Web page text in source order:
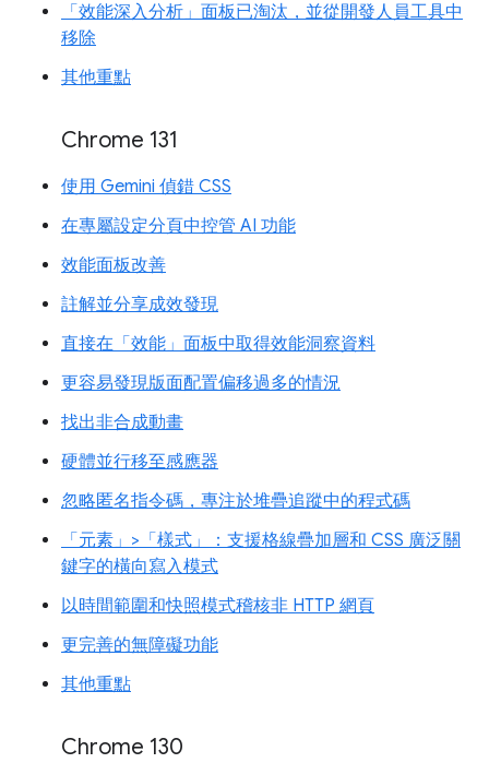
「效能深入分析」面板已淘汰，並從開發人員工具中
移除
其他重點
Chrome 131
使用 Gemini 偵錯 CSS
在專屬設定分頁中控管 AI 功能
效能面板改善
註解並分享成效發現
直接在「效能」面板中取得效能洞察資料
更容易發現版面配置偏移過多的情況
找出非合成動畫
硬體並行移至感應器
忽略匿名指令碼，專注於堆疊追蹤中的程式碼
「元素」>「樣式」：支援格線疊加層和 CSS 廣泛關
鍵字的橫向寫入模式
以時間範圍和快照模式稽核非 HTTP 網頁
更完善的無障礙功能
其他重點
Chrome 130